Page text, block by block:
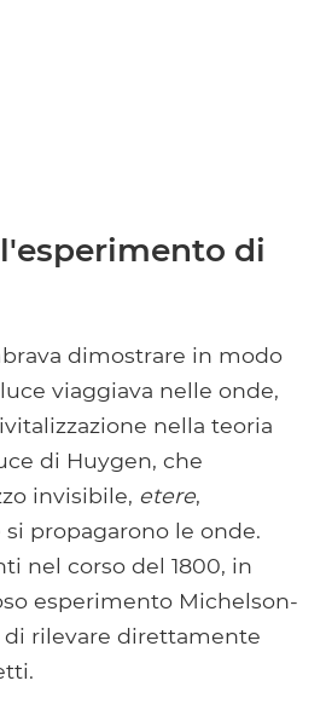
di
dimostrare in modo
viaggiava nelle onde,
nella teoria
di Huygen, che
invisibile, etere,
propagarono le onde.
nel corso del 1800, in
esperimento Michelson-
di rilevare direttamente